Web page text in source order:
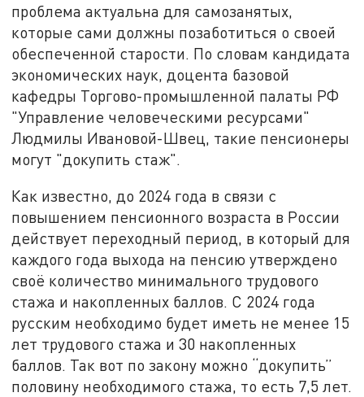
проблема актуальна для самозанятых,
которые сами должны позаботиться о своей
обеспеченной старости. По словам кандидата
экономических наук, доцента базовой
кафедры Торгово-промышленной палаты РФ
"Управление человеческими ресурсами"
Людмилы Ивановой-Швец, такие пенсионеры
могут "докупить стаж".
Как известно, до 2024 года в связи с
повышением пенсионного возраста в России
действует переходный период, в который для
каждого года выхода на пенсию утверждено
своё количество минимального трудового
стажа и накопленных баллов. С 2024 года
русским необходимо будет иметь не менее 15
лет трудового стажа и 30 накопленных
баллов. Так вот по закону можно “докупить”
половину необходимого стажа, то есть 7,5 лет.